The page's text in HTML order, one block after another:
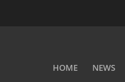
HOME NEWS